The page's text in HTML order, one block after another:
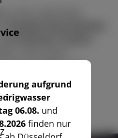
eines optionalen
Theodor-Heuss-Brücke
ein Kind bis 13 Jahre
sind unsere
Familien und
aufgrund
06.08. und
finden nur